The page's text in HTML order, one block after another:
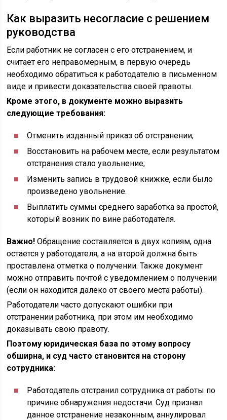
Как выразить несогласие с решением
руководства
Если работник не согласен с его отстранением, и
считает его неправомерным, в первую очередь
необходимо обратиться к работодателю в письменном
виде и привести доказательства своей правоты.
Кроме этого, в документе можно выразить
следующие требования:
Отменить изданный приказ об отстранении;
Восстановить на рабочем месте, если результатом
отстранения стало увольнение;
Изменить запись в трудовой книжке, если было
произведено увольнение.
Выплатить суммы среднего заработка за простой,
который возник по вине работодателя.
Важно! Обращение составляется в двух копиям, одна
остается у работодателя, а на второй должна быть
проставлена отметка о получении. Также документ
можно отправить почтой с уведомлением о получении
(если он находится далеко от своего места работы).
Работодатели часто допускают ошибки при
отстранении работника, при этом им необходимо
доказывать свою правоту.
Поэтому юридическая база по этому вопросу
обширна, и суд часто становится на сторону
сотрудника:
Работодатель отстранил сотрудника от работы по
причине обнаружения недостачи. Суд признал
данное отстранение незаконным, аннулировал